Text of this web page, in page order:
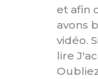
et afin
avons
vidéo.
lire